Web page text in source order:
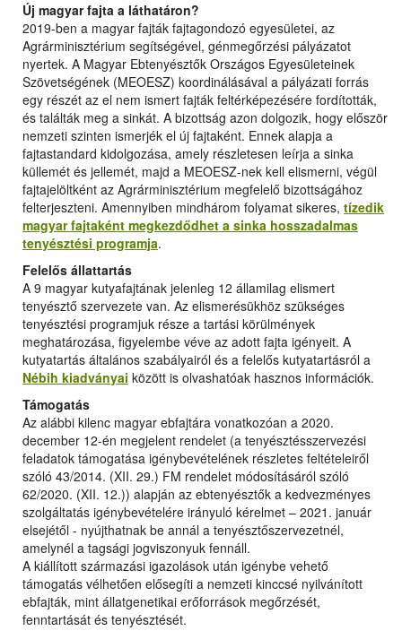
Új magyar fajta a láthatáron?
2019-ben a magyar fajták fajtagondozó egyesületei, az
Agrárminisztérium segítségével, génmegőrzési pályázatot
nyertek. A Magyar Ebtenyésztők Országos Egyesületeinek
Szövetségének (MEOESZ) koordinálásával a pályázati forrás
egy részét az el nem ismert fajták feltérképezésére fordították,
és találták meg a sinkát. A bizottság azon dolgozik, hogy először
nemzeti szinten ismerjék el új fajtaként. Ennek alapja a
fajtastandard kidolgozása, amely részletesen leírja a sinka
küllemét és jellemét, majd a MEOESZ-nek kell elismerni, végül
fajtajelöltként az Agrárminisztérium megfelelő bizottságához
felterjeszteni. Amennyiben mindhárom folyamat sikeres, tízedik
magyar fajtaként megkezdődhet a sinka hosszadalmas
tenyésztési programja.
Felelős állattartás
A 9 magyar kutyafajtának jelenleg 12 államilag elismert
tenyésztő szervezete van. Az elismerésükhöz szükséges
tenyésztési programjuk része a tartási körülmények
meghatározása, figyelembe véve az adott fajta igényeit. A
kutyatartás általános szabályairól és a felelős kutyatartásról a
Nébih kiadványai között is olvashatóak hasznos információk.
Támogatás
Az alábbi kilenc magyar ebfajtára vonatkozóan a 2020.
december 12-én megjelent rendelet (a tenyésztésszervezési
feladatok támogatása igénybevételének részletes feltételeiről
szóló 43/2014. (XII. 29.) FM rendelet módosításáról szóló
62/2020. (XII. 12.)) alapján az ebtenyésztők a kedvezményes
szolgáltatás igénybevételére irányuló kérelmet – 2021. január
elsejétől - nyújthatnak be annál a tenyésztőszervezetnél,
amelynél a tagsági jogviszonyuk fennáll.
A kiállított származási igazolások után igénybe vehető
támogatás vélhetően elősegíti a nemzeti kinccsé nyilvánított
ebfajták, mint állatgenetikai erőforrások megőrzését,
fenntartását és tenyésztését.